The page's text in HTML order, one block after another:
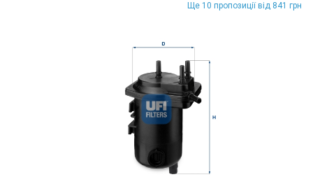
Ще 10 пропозиції від 841 грн